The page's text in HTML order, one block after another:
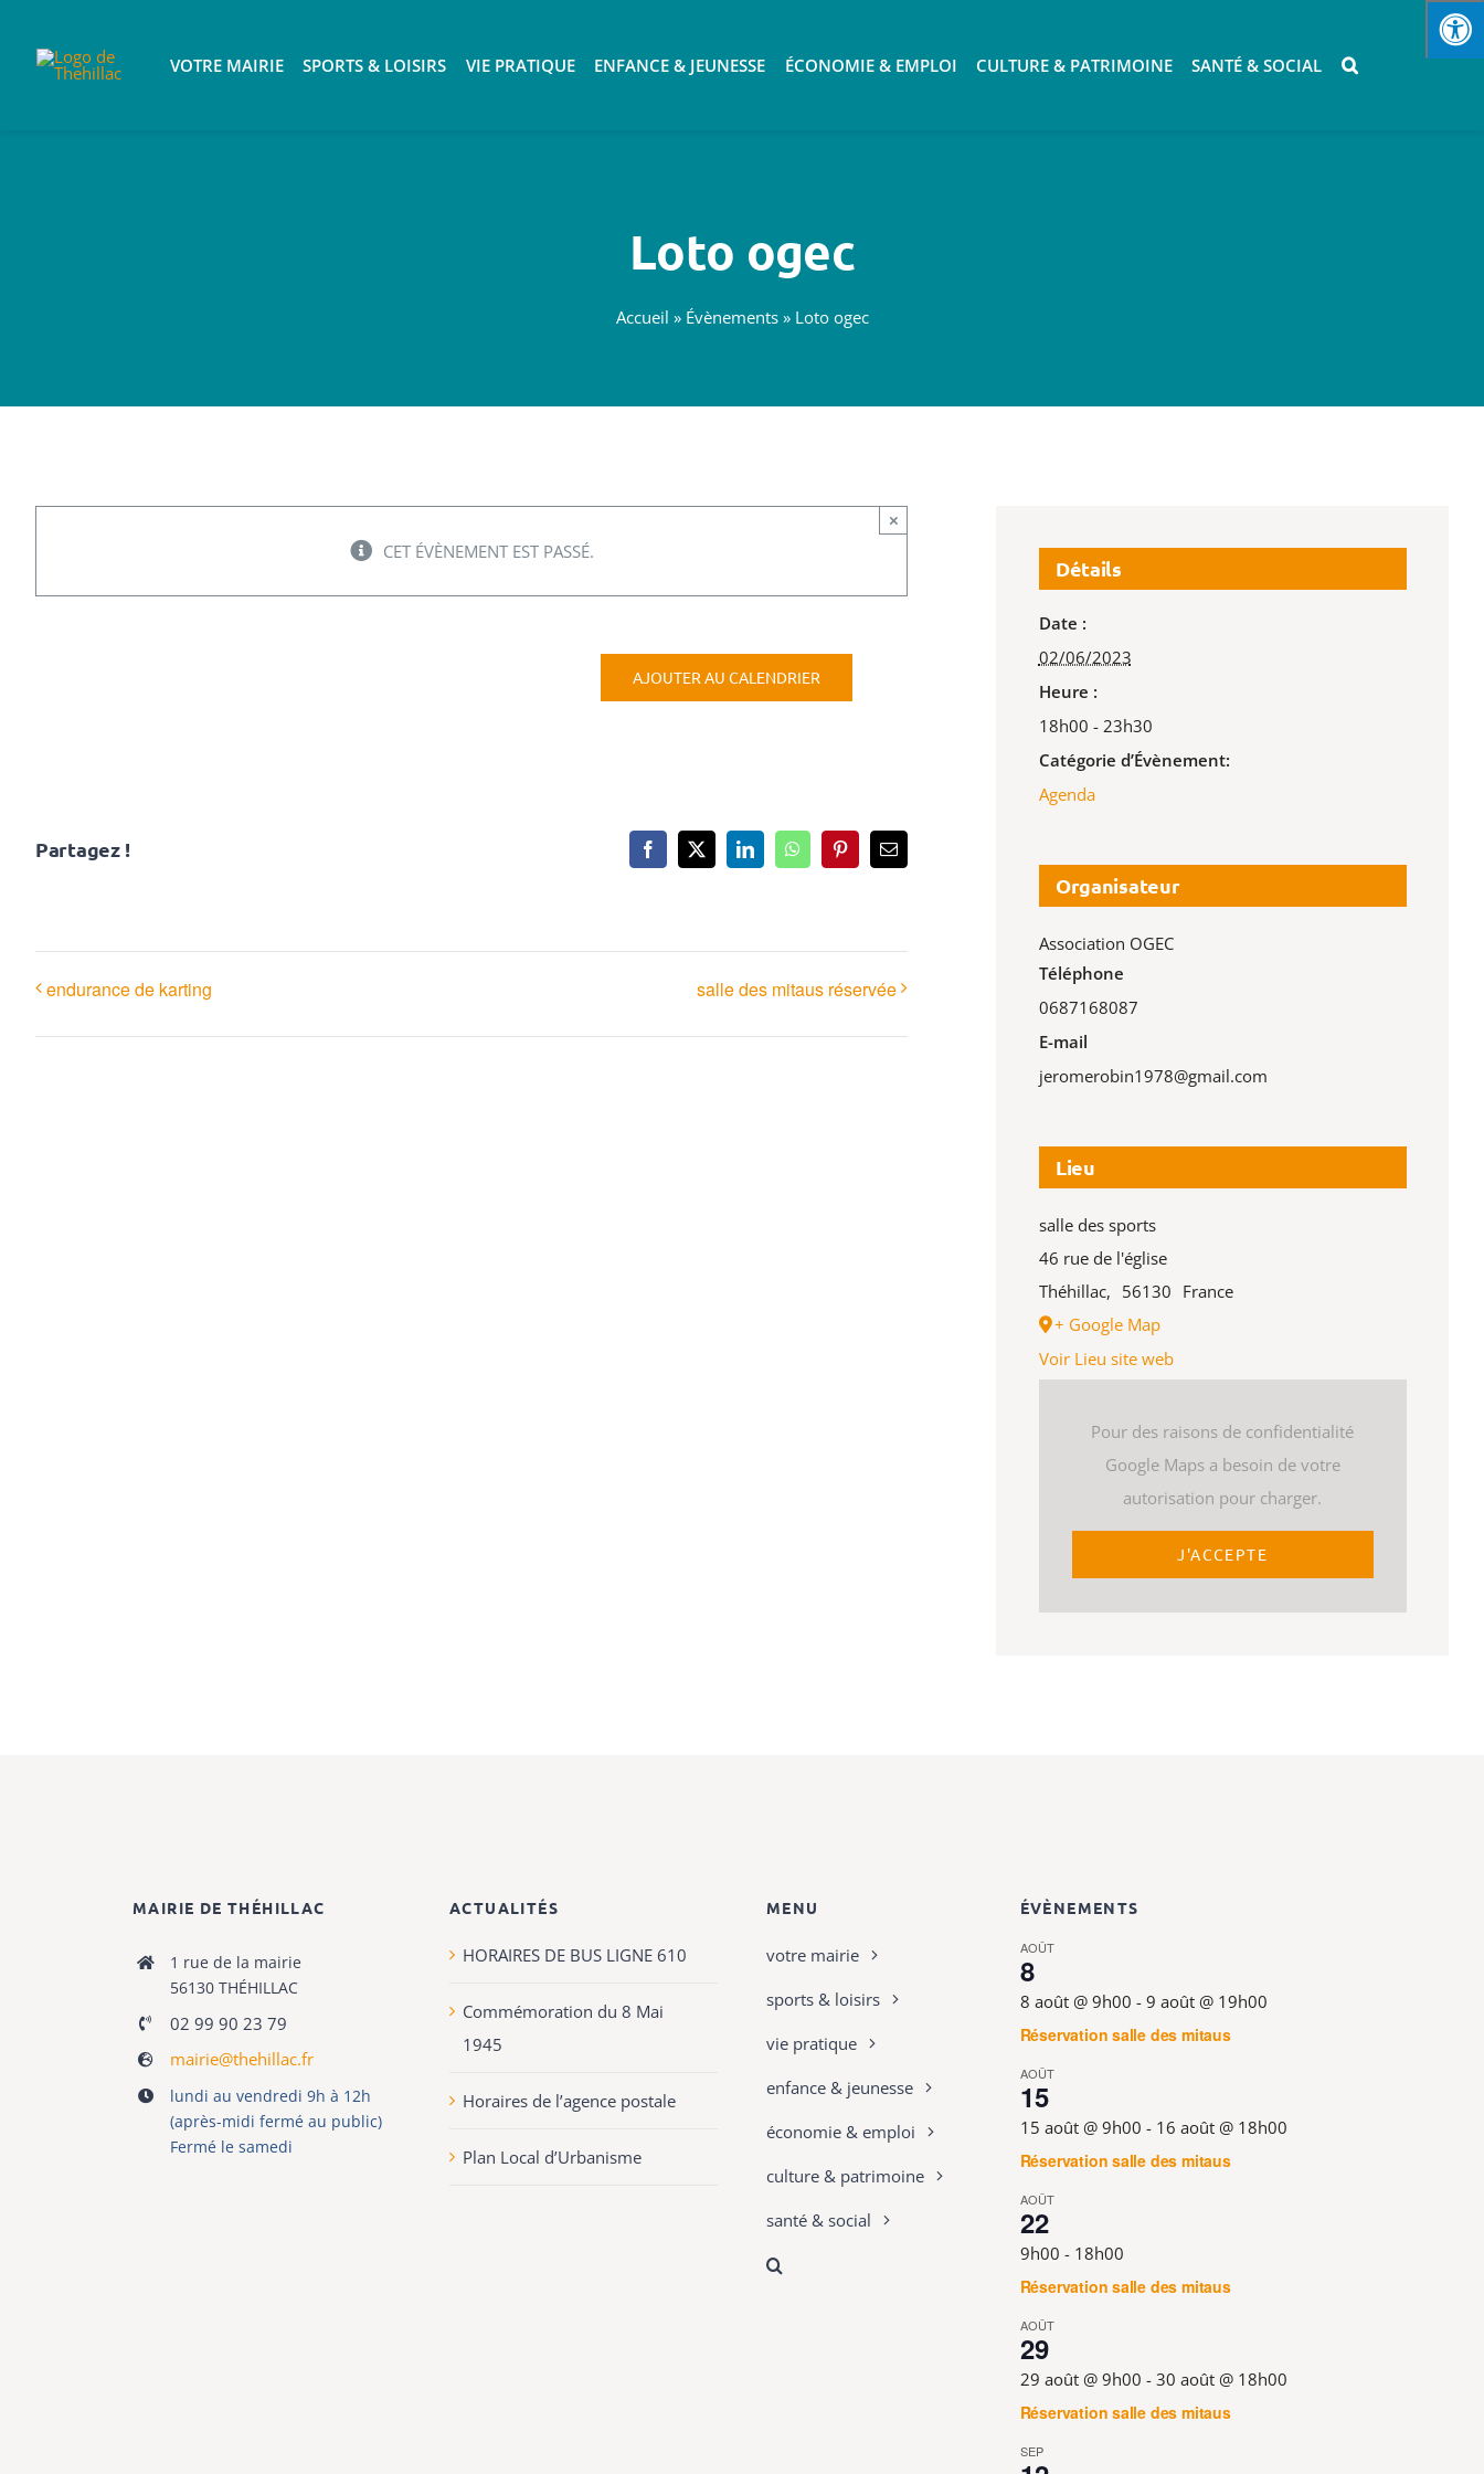
contenu
VOTRE MAIRIE SPORTS & LOISIRS VIE PRATIQUE ENFANCE & JEUNESSE ÉCONOMIE & EMPLOI CULTURE & PATRIMOINE SANTÉ & SOCIAL
Loto ogec
Accueil » Évènements» Loto ogec
CET ÉVÈNEMENT EST PASSÉ.
×
02/06/2023 @ 18h00-23h30
AJOUTER AU CALENDRIER
Partagez ! Facebook
X LinkedInWhatsAppPinterestEmail
endurance de karting salle des mitaus réservée
Détails
Date :
02/06/2023
Heure :
18h00 - 23h30
Catégorie d’Évènement:
Agenda
Organisateur
Association OGEC
Téléphone
0687168087
E-mail
jeromerobin1978@gmail.com
Lieu
salle des sports
46 rue de l'église
Théhillac, 56130 France
+ Google Map
Voir Lieu site web
Pour des raisons de confidentialité
Google Maps a besoin de votre
autorisation pour charger.
J'ACCEPTE
MAIRIE DE THÉHILLAC
1 rue de la mairie
56130 THÉHILLAC
02 99 90 23 79
mairie@thehillac.fr
lundi au vendredi 9h à 12h
(après-midi fermé au public)
Fermé le samedi
ACTUALITÉS
HORAIRES DE BUS LIGNE 610
Commémoration du 8 Mai
1945
Horaires de l’agence postale
Plan Local d’Urbanisme
MENU
votre mairie
sports & loisirs
vie pratique
enfance & jeunesse
économie & emploi
culture & patrimoine
santé & social
ÉVÈNEMENTS
AOÛT
8
8 août @ 9h00 - 9 août @ 19h00
Réservation salle des mitaus
AOÛT
15
15 août @ 9h00 - 16 août @ 18h00
Réservation salle des mitaus
AOÛT
22
9h00 - 18h00
Réservation salle des mitaus
AOÛT
29
29 août @ 9h00 - 30 août @ 18h00
Réservation salle des mitaus
SEP